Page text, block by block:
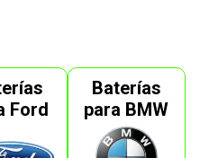
Ford
Baterías
para BMW